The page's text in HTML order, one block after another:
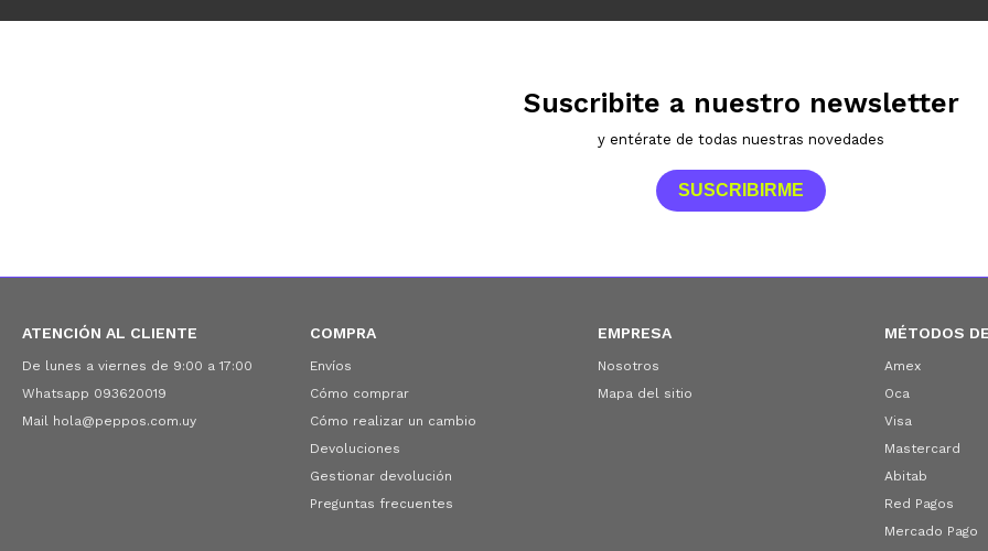
ATENCIÓN AL CLIENTE
De lunes a viernes de 9:00 a 17:00
Whatsapp 093620019
Mail hola@peppos.com.uy
COMPRA
Envíos
Cómo comprar
Cómo realizar un cambio
Devoluciones
Gestionar devolución
Preguntas frecuentes
EMPRESA
Nosotros
Mapa del sitio
MÉTODOS
Amex
Oca
Visa
Mastercard
Abitab
Red Pagos
Mercado Pago
Suscribite a nuestro newsletter
y entérate de todas nuestras novedades
SUSCRIBIRME